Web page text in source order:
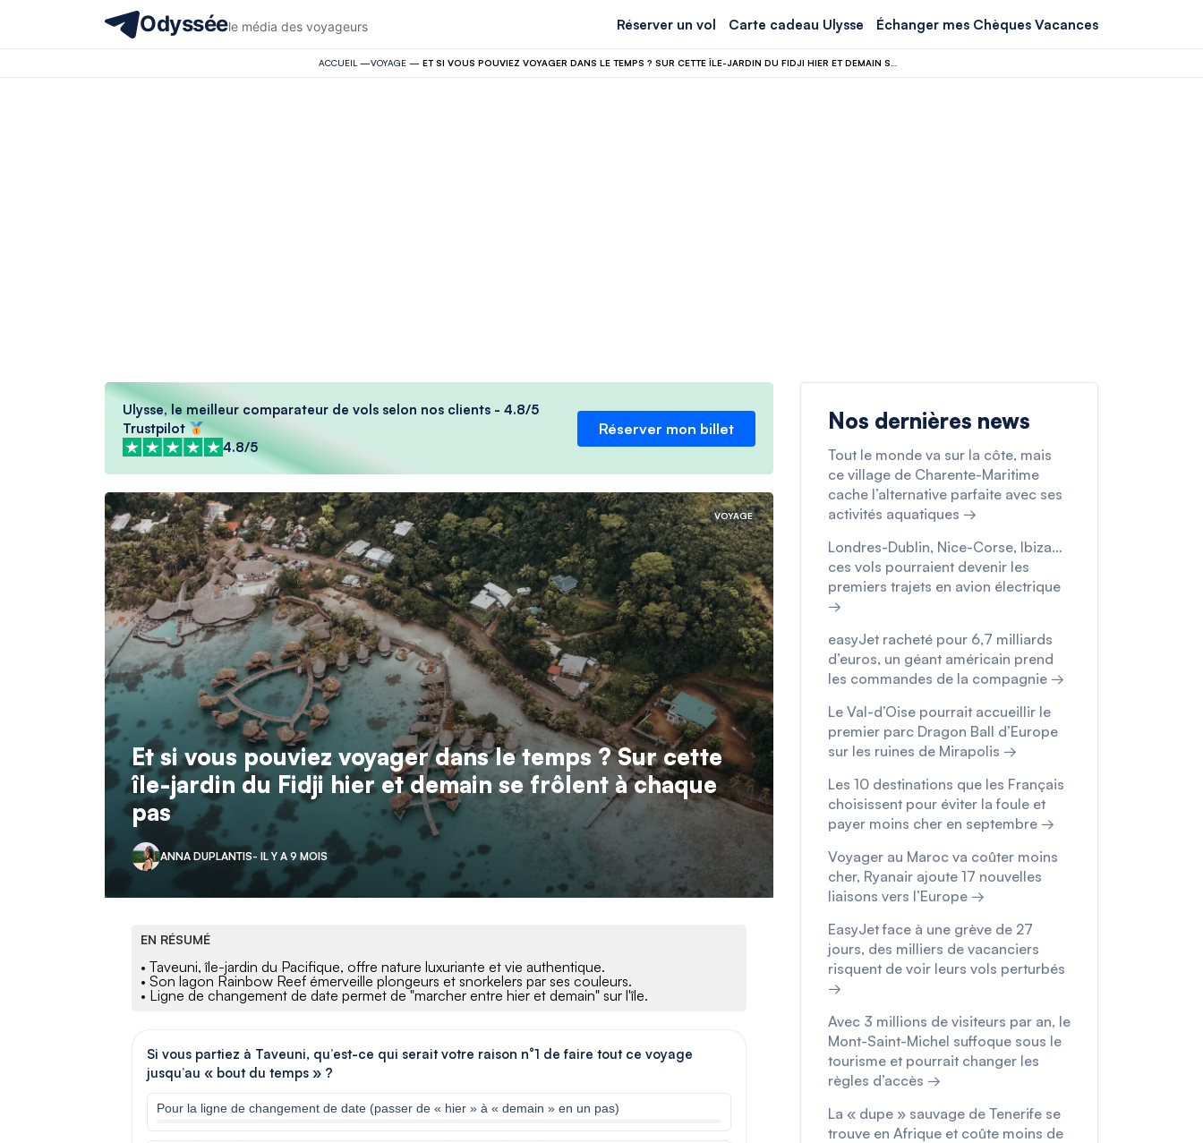
Odysséele média des voyageurs Réserver un vol Carte cadeau Ulysse Échanger mes Chèques Vacances
ACCUEIL —VOYAGE—
Ulysse, le meilleur comparateur de vols selon nos clients - 4.8/5
Trustpilot
4.8/5
Réserver mon billet
VOYAGE
Et si vous pouviez voyager dans le temps ? Sur cette
île-jardin du Fidji hier et demain se frôlent à chaque
pas
ANNA DUPLANTIS- IL Y A 9 MOIS
EN RÉSUMÉ
• Taveuni, île-jardin du Pacifique, offre nature luxuriante et vie authentique.
• Son lagon Rainbow Reef émerveille plongeurs et snorkelers par ses couleurs.
• Ligne de changement de date permet de "marcher entre hier et demain" sur l'île.
Si vous partiez à Taveuni, qu’est-ce qui serait votre raison n°1 de faire tout ce voyage
jusqu’au « bout du temps » ?
Pour la ligne de changement de date (passer de « hier » à « demain » en un pas)
Nos dernières news
Tout le monde va sur la côte, mais
ce village de Charente-Maritime
cache l’alternative parfaite avec ses
activités aquatiques →
Londres-Dublin, Nice-Corse, Ibiza…
ces vols pourraient devenir les
premiers trajets en avion électrique
→
easyJet racheté pour 6,7 milliards
d’euros, un géant américain prend
les commandes de la compagnie →
Le Val-d’Oise pourrait accueillir le
premier parc Dragon Ball d’Europe
sur les ruines de Mirapolis →
Les 10 destinations que les Français
choisissent pour éviter la foule et
payer moins cher en septembre →
Voyager au Maroc va coûter moins
cher, Ryanair ajoute 17 nouvelles
liaisons vers l’Europe →
EasyJet face à une grève de 27
jours, des milliers de vacanciers
risquent de voir leurs vols perturbés
→
Avec 3 millions de visiteurs par an, le
Mont-Saint-Michel suffoque sous le
tourisme et pourrait changer les
règles d’accès →
La « dupe » sauvage de Tenerife se
trouve en Afrique et coûte moins de